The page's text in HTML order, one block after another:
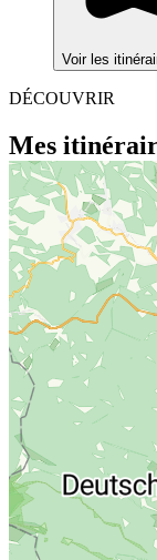
Voir les
DÉCOUVRIR
Mes